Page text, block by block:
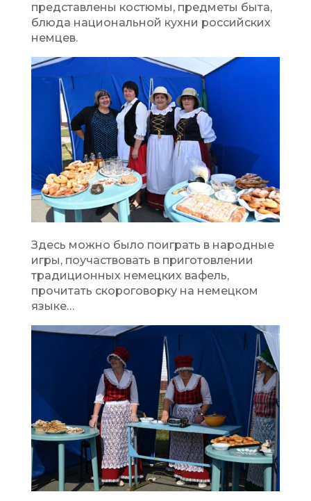
представлены костюмы, предметы быта,
блюда национальной кухни российских
немцев.
Здесь можно было поиграть в народные
игры, поучаствовать в приготовлении
традиционных немецких вафель,
прочитать скороговорку на немецком
языке…